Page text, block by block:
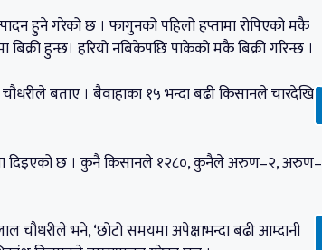
हुने गरेको छ । फागुनको पहिलो हप्तामा रोपिएको मकै
हुन्छ। हरियो नबिकेपछि पाकेको मकै बिक्री गरिन्छ ।
बताए । बैवाहाका १५ भन्दा बढी किसानले चारदेखि
दिइएको छ । कुनै किसानले १२८०, कुनैले अरुण–२, अरुण–
चौधरीले भने, ‘छोटो समयमा अपेक्षाभन्दा बढी आम्दानी